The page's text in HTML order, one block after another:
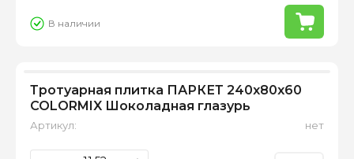
В наличии
Тротуарная плитка ПАРКЕТ 240х80х60
COLORMIX Шоколадная глазурь
Артикул: нет